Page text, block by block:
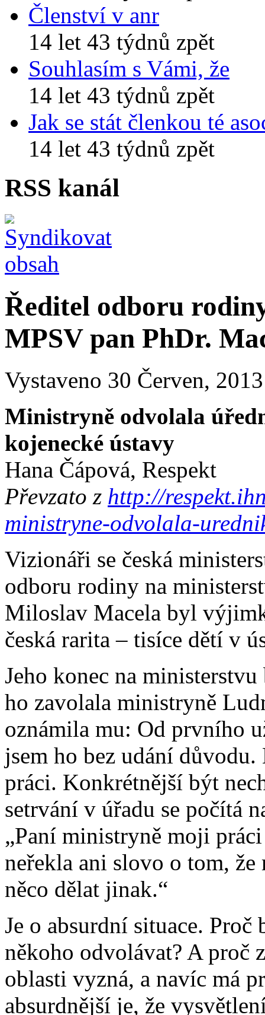
Členství v anr
14 let 43 týdnů zpět
Souhlasím s Vámi, že
14 let 43 týdnů zpět
Jak se stát členkou té
14 let 43 týdnů zpět
RSS kanál
Ředitel odboru
MPSV pan PhDr.
Vystaveno 30 Červen,
Ministryně odvolala
kojenecké ústavy
Hana Čápová, Respekt
Převzato z http://
ministryne-odvolala-
Vizionáři se česká
odboru rodiny na
Miloslav Macela byl
česká rarita – tisíce dětí v
Jeho konec na
ho zavolala ministryně
oznámila mu: Od prvního
jsem ho bez udání
práci. Konkrétnější být
setrvání v úřadu se počítá
„Paní ministryně moji
neřekla ani slovo o tom,
něco dělat jinak.“
Je o absurdní situace.
někoho odvolávat? A proč
oblasti vyzná, a navíc má
absurdnější je, že